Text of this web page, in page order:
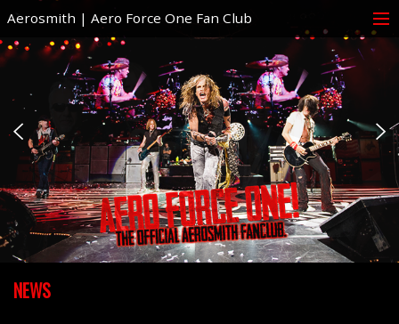
Aerosmith | Aero Force One Fan Club
NEWS